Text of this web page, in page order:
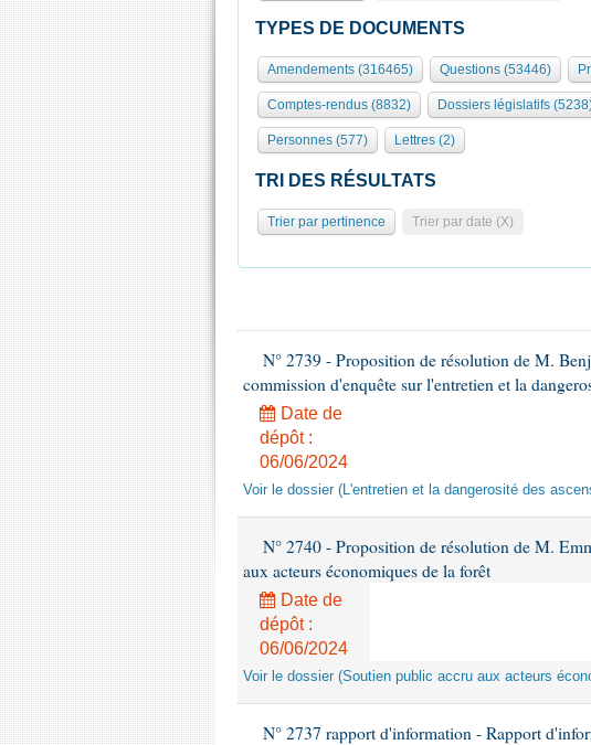
TYPES DE DOCUMENTS
Amendements (316465) Questions (53446)
Comptes-rendus (8832) Dossiers législatifs
Personnes (577) Lettres (2)
TRI DES RÉSULTATS
Trier par pertinence Trier par date (X)
N° 2739 - Proposition de résolution de M.
commission d'enquête sur l'entretien et la
Date de
dépôt :
06/06/2024
Voir le dossier (L'entretien et la dangerosité des
N° 2740 - Proposition de résolution de M.
aux acteurs économiques de la forêt
Date de
dépôt :
06/06/2024
Voir le dossier (Soutien public accru aux acteurs
N° 2737 rapport d'information - Rapport